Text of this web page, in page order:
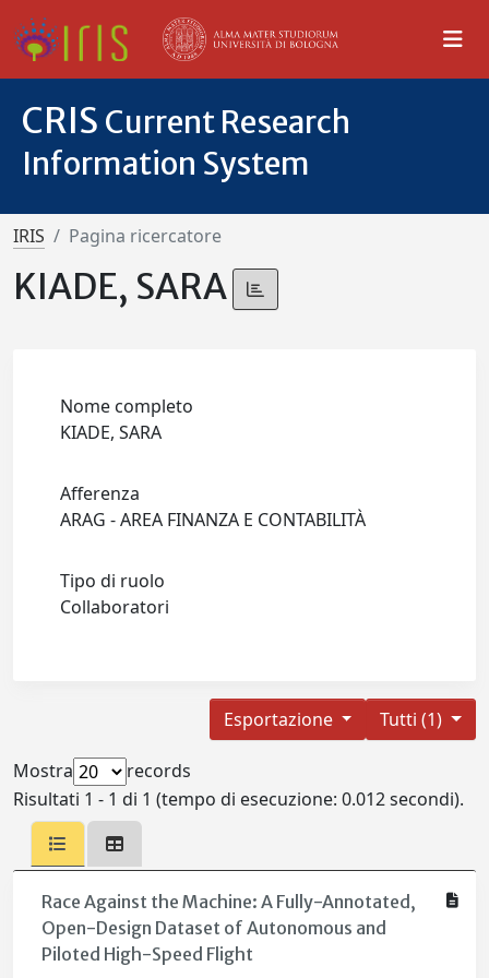
CRIS Current Research
Information System
IRIS Pagina ricercatore
KIADE, SARA
Nome completo
KIADE, SARA
Afferenza
ARAG - AREA FINANZA E CONTABILITÀ
Tipo di ruolo
Collaboratori
Tutti (1)
Esportazione
Mostra
records
Risultati 1 - 1 di 1 (tempo di esecuzione: 0.012 secondi).
Race Against the Machine: A Fully-Annotated,
Open-Design Dataset of Autonomous and
Piloted High-Speed Flight